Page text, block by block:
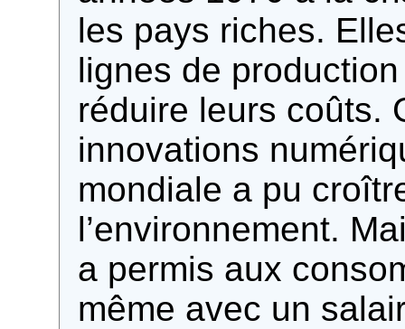
les pays riches.
lignes de
réduire leurs coûts.
innovations
mondiale a pu
l’environnement.
a permis aux
même avec un